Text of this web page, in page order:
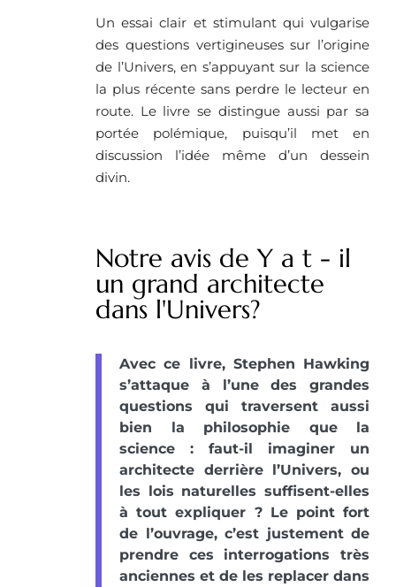
Un essai clair et stimulant qui vulgarise
des questions vertigineuses sur l’origine
de l’Univers, en s’appuyant sur la science
la plus récente sans perdre le lecteur en
route. Le livre se distingue aussi par sa
portée polémique, puisqu’il met en
discussion l’idée même d’un dessein
divin.
Notre avis de Y a t - il
un grand architecte
dans l'Univers?
Avec ce livre, Stephen Hawking
s’attaque à l’une des grandes
questions qui traversent aussi
bien la philosophie que la
science : faut-il imaginer un
architecte derrière l’Univers, ou
les lois naturelles suffisent-elles
à tout expliquer ? Le point fort
de l’ouvrage, c’est justement de
prendre ces interrogations très
anciennes et de les replacer dans